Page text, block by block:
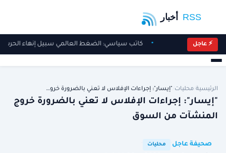
⚡ عاجل كاتب سياسي: الضغط العالمي سبيل إنهاء الحرب
الرئيسية محليات "إيسار": إجراءات الإفلاس لا تعني بالضرورة خرو…
"إيسار": إجراءات الإفلاس لا تعني بالضرورة خروج
المنشآت من السوق
صحيفة عاجل محليات